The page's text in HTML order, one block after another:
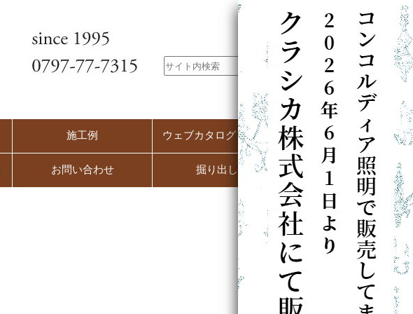
施工例 ウェブカタログ（PC用）
お問い合わせ 掘り出し市